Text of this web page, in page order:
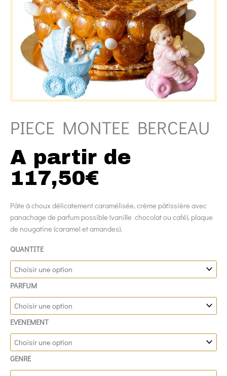
PIECE MONTEE BERCEAU
A partir de
117,50€
Pâte à choux délicatement caramélisée, crème pâtissière avec
panachage de parfum possible (vanille chocolat ou café), plaque
de nougatine (caramel et amandes).
QUANTITE
PARFUM
EVENEMENT
GENRE